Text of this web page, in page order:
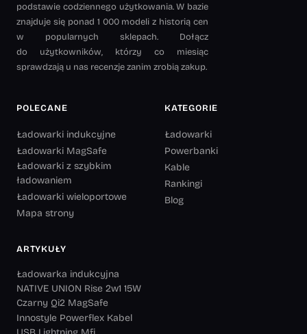
podstawie codziennego użytkowania. W bazie
znajduje się ponad 1 000 modeli z historią cen
w popularnych sklepach. Dołącz
do użytkowników, którzy co miesiąc
sprawdzają u nas recenzje zanim zrobią zakup.
POLECANE
Ładowarki indukcyjne
Ładowarki MagSafe
Ładowarki z szybkim
ładowaniem
Ładowarki wieloportowe
Mapa strony
KATEGORIE
Ładowarki
Powerbanki
Kable
Rankingi
Blog
ARTYKUŁY
Ładowarka indukcyjna
NATIVE UNION Rise 2w1 15W
Czarny Qi2 MagSafe
Innostyle Powerflex Kabel